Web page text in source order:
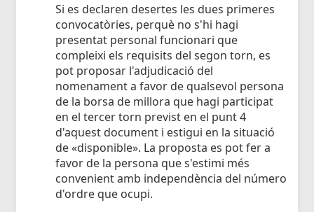
Si es declaren desertes les dues primeres
convocatòries, perquè no s'hi hagi
presentat personal funcionari que
compleixi els requisits del segon torn, es
pot proposar l'adjudicació del
nomenament a favor de qualsevol persona
de la borsa de millora que hagi participat
en el tercer torn previst en el punt 4
d'aquest document i estigui en la situació
de «disponible». La proposta es pot fer a
favor de la persona que s'estimi més
convenient amb independència del número
d'ordre que ocupi.